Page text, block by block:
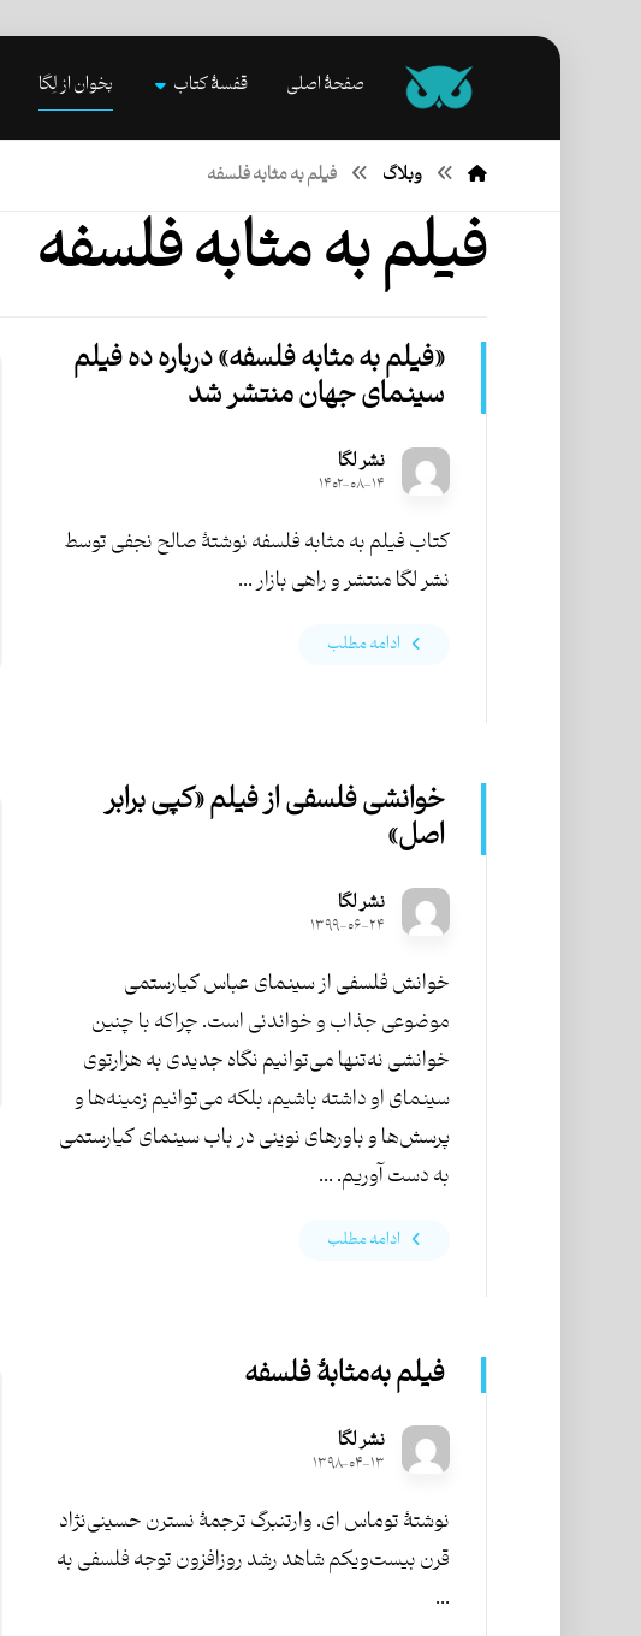
صفحۀ اصلی قفسۀ کتاب بخوان از لِگا
وبلاگ فیلم به مثابه فلسفه
فیلم به مثابه فلسفه
«فیلم به مثابه فلسفه» درباره ده فیلم
سینمای جهان منتشر شد
نشر لگا
۱۴۰۲-۰۸-۱۴
کتاب فیلم به مثابه فلسفه نوشتۀ صالح نجفی توسط
نشر لگا منتشر و راهی بازار ...
ادامه مطلب
خوانشی فلسفی از فیلم «کپی برابر
اصل»
نشر لگا
۱۳۹۹-۰۶-۲۴
خوانش فلسفی از سینمای عباس کیارستمی
موضوعی جذاب و خواندنی است. چراکه با چنین
خوانشی نه‌تنها می‌توانیم نگاه جدیدی به هزارتوی
سینمای او داشته باشیم، بلکه می‌توانیم زمینه‌ها و
پرسش‌ها و باورهای نوینی در باب سینمای کیارستمی
به دست آوریم. ...
ادامه مطلب
فیلم به‌مثابۀ فلسفه
نشر لگا
۱۳۹۸-۰۴-۱۳
نوشتۀ توماس ای. وارتنبرگ ترجمۀ نسترن حسینی‌نژاد
قرن بیست‌و‌یکم شاهد رشد روزافزون توجه فلسفی به
...